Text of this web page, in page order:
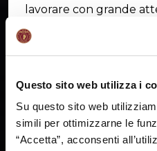
Questo sito web utilizza i
Su questo sito web
simili per ottimizzarne le
“Accetta”, acconsenti
lavorare con grande
responsabilità per dare
massimo livello”.
femminile abbiamo
cambiare dopo la
giocatrici che hanno
raggiungere risultati